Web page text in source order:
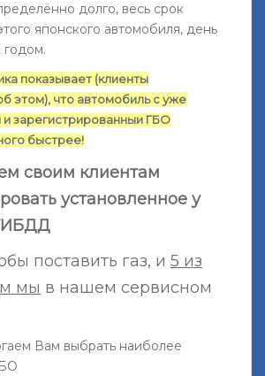
долго, весь срок
японского автомобиля, день
годом.
показывает (клиенты
этом), что автомобиль с уже
зарегистрированныи ГБО
быстрее!
своим клиентам
установленное у
поставить газ, и 5 из
мы в нашем сервисном
Вам выбрать наиболее